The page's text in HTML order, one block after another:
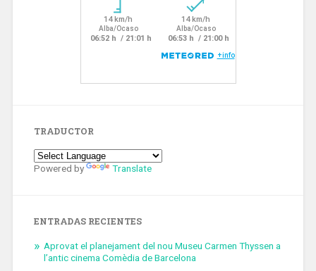
TRADUCTOR
Powered by Translate
ENTRADAS RECIENTES
Aprovat el planejament del nou Museu Carmen Thyssen a
l’antic cinema Comèdia de Barcelona